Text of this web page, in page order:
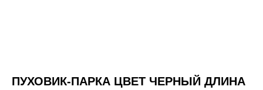
ПУХОВИК-ПАРКА ЦВЕТ ЧЕРНЫЙ ДЛИНА